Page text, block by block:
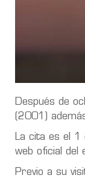
Después de
(2001)
La cita es el 1
web oficial del
Previo a su